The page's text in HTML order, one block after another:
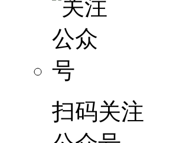
扫码关注